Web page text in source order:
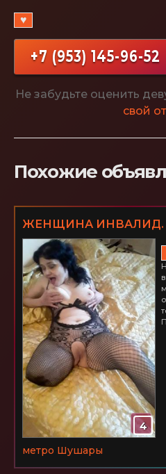
♥
+7 (953) 145-96-52
Не забудьте оценить
свой
Похожие
ЖЕНЩИНА ИНВАЛИД.
меня до оргазма?
4
метро Шушары